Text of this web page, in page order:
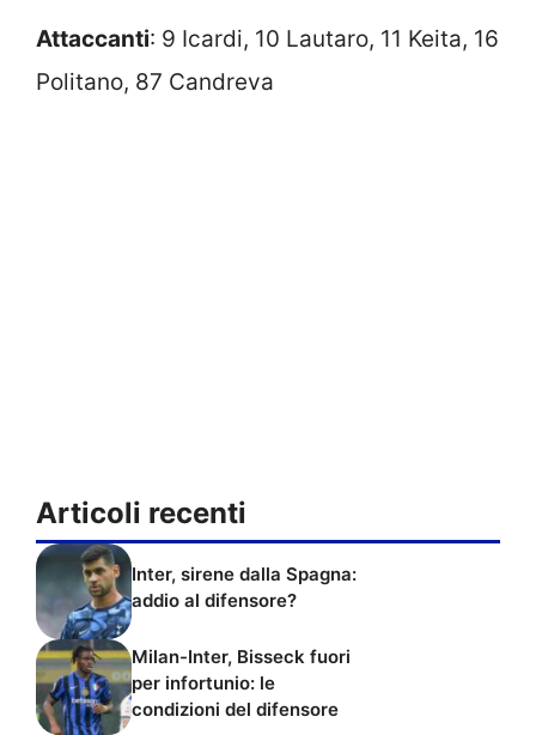
Attaccanti: 9 Icardi, 10 Lautaro, 11 Keita, 16
Politano, 87 Candreva
Articoli recenti
Inter, sirene dalla Spagna:
addio al difensore?
Milan-Inter, Bisseck fuori
per infortunio: le
condizioni del difensore